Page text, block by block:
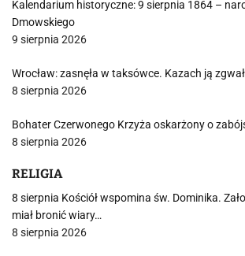
Kalendarium historyczne: 9 sierpnia 1864 –
Dmowskiego
9 sierpnia 2026
Wrocław: zasnęła w taksówce. Kazach ją
8 sierpnia 2026
Bohater Czerwonego Krzyża oskarżony o
8 sierpnia 2026
RELIGIA
8 sierpnia Kościół wspomina św. Dominika.
miał bronić wiary…
8 sierpnia 2026